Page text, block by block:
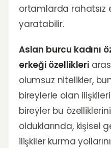
ortamlarda rahatsız
yaratabilir.
Aslan burcu kadını
erkeği özellikleri
olumsuz nitelikler,
bireylerle olan
bireyler bu
olduklarında, kişisel
ilişkiler kurma